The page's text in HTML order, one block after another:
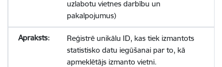
uzlabotu vietnes darbību un
pakalpojumus)
Reģistrē unikālu ID, kas tiek izmantots
statistisko datu iegūšanai par to, kā
apmeklētājs izmanto vietni.